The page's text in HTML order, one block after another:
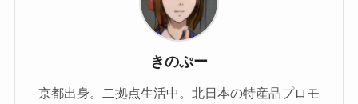
きのぷー
京都出身。二拠点生活中。北日本の特産品プロモ